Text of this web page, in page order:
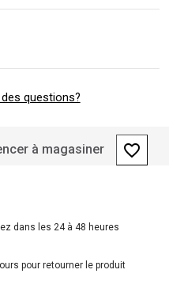
questions?
à magasiner favorite_border
dans les 24 à 48 heures
pour retourner le produit